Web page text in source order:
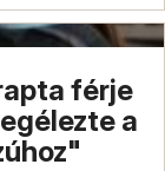
férje
a